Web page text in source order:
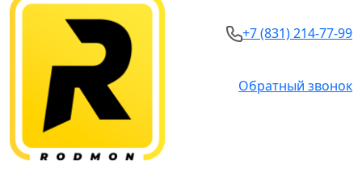
+7 (831) 214-77-99
Обратный звонок